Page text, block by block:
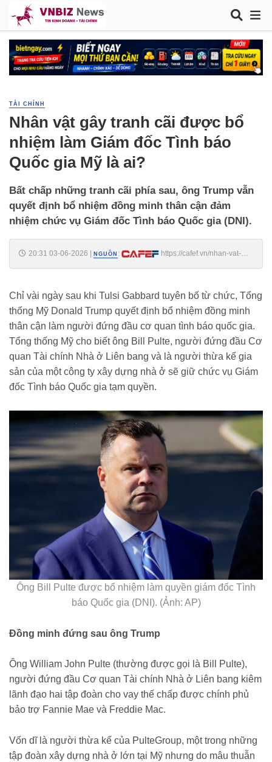
TÀI CHÍNH
Nhân vật gây tranh cãi được bổ
nhiệm làm Giám đốc Tình báo
Quốc gia Mỹ là ai?
Bất chấp những tranh cãi phía sau, ông Trump vẫn
quyết định bổ nhiệm đồng minh thân cận đảm
nhiệm chức vụ Giám đốc Tình báo Quốc gia (DNI).
20:31 03-06-2026 NGUỒN :
https://cafef.vn/nhan-vat-
Chỉ vài ngày sau khi Tulsi Gabbard tuyên bố từ chức, Tổng
thống Mỹ Donald Trump quyết định bổ nhiệm đồng minh
thân cận làm người đứng đầu cơ quan tình báo quốc gia.
Tổng thống Mỹ cho biết ông Bill Pulte, người đứng đầu Cơ
quan Tài chính Nhà ở Liên bang và là người thừa kế gia
sản của một công ty xây dựng nhà ở sẽ giữ chức vụ Giám
đốc Tình báo Quốc gia tạm quyền.
Ông Bill Pulte được bổ nhiệm làm quyền giám đốc Tình
báo Quốc gia (DNI). (Ảnh: AP)
Đồng minh đứng sau ông Trump
Ông William John Pulte (thường được gọi là Bill Pulte),
người đứng đầu Cơ quan Tài chính Nhà ở Liên bang kiêm
lãnh đạo hai tập đoàn cho vay thế chấp được chính phủ
bảo trợ Fannie Mae và Freddie Mac.
Vốn dĩ là người thừa kế của PulteGroup, một trong những
tập đoàn xây dựng nhà ở lớn tại Mỹ nhưng do mâu thuẫn